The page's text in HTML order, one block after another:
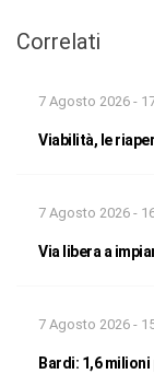
Correlati
7 Agosto 2026 -
Viabilità, le
7 Agosto 2026 -
Via libera a
7 Agosto 2026 -
Bardi: 1,6